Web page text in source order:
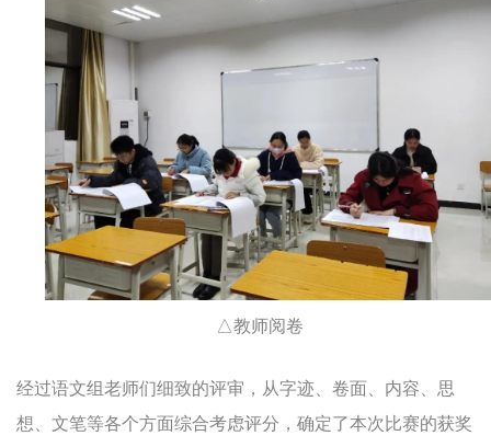
△教师阅卷
经过语文组老师们细致的评审，从字迹、卷面、内容、思
想、文笔等各个方面综合考虑评分，确定了本次比赛的获奖